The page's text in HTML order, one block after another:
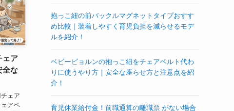
ェア
全な
ェア
アベ
抱っこ紐の前バックルマグネットタイプおすす
め比較｜装着しやすく育児負担を減らせるモデ
ルを紹介！
ベビービョルンの抱っこ紐をチェアベルト代わ
りに使うやり方｜安全な座らせ方と注意点を紹
介！
育児休業給付金！前職通算の離職票 がない場合